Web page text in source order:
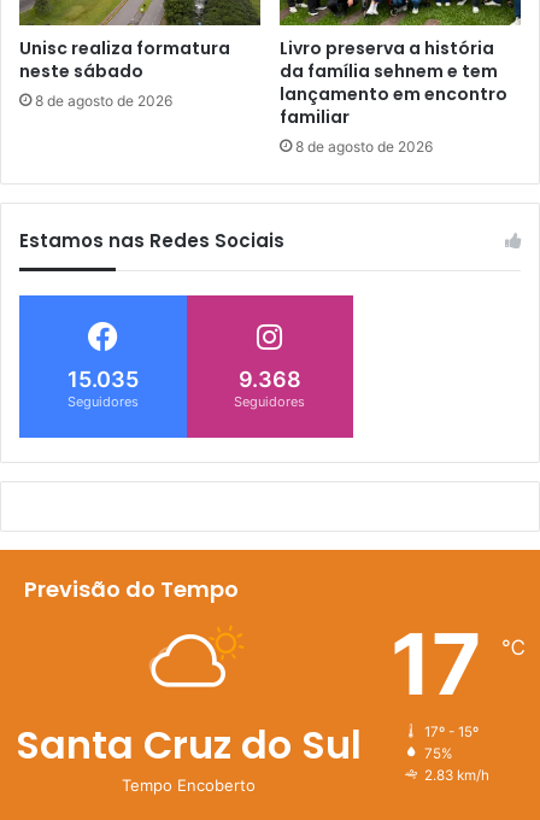
Unisc realiza formatura
neste sábado
8 de agosto de 2026
Livro preserva a história
da família sehnem e tem
lançamento em encontro
familiar
8 de agosto de 2026
Estamos nas Redes Sociais
15.035
Seguidores
9.368
Seguidores
Previsão do Tempo
Santa Cruz do Sul
Tempo Encoberto
17 ℃
17º - 15º
75%
2.83 km/h